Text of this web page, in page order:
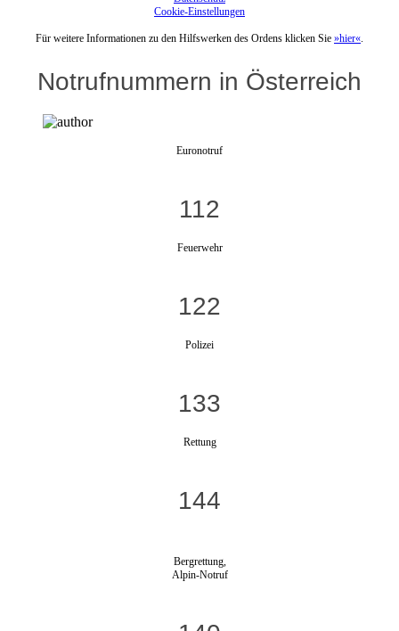
Cookie-Einstellungen
Für weitere Informationen zu den Hilfswerken des Ordens klicken Sie »hier«
Notrufnummern in Österreich
Euronotruf
112
Feuerwehr
122
Polizei
133
Rettung
144
Bergrettung,
Alpin-Notruf